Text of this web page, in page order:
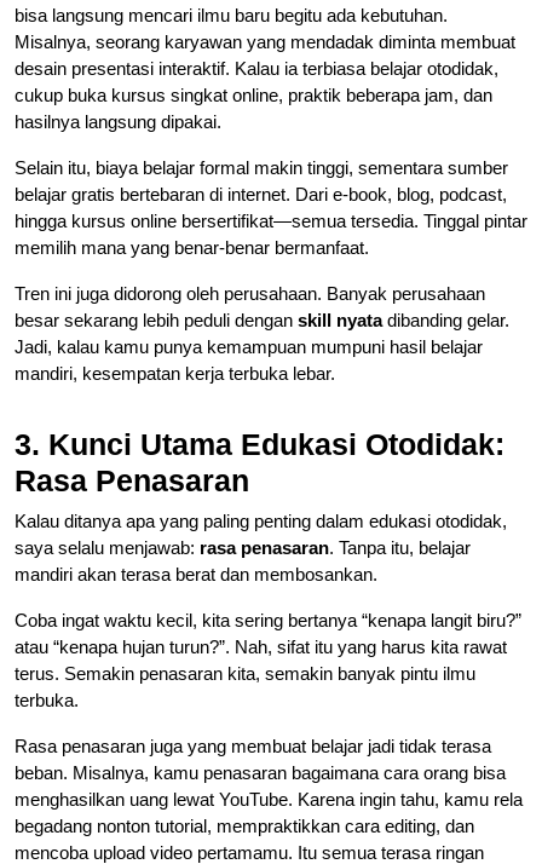
bisa langsung mencari ilmu baru begitu ada kebutuhan.
Misalnya, seorang karyawan yang mendadak diminta membuat
desain presentasi interaktif. Kalau ia terbiasa belajar otodidak,
cukup buka kursus singkat online, praktik beberapa jam, dan
hasilnya langsung dipakai.
Selain itu, biaya belajar formal makin tinggi, sementara sumber
belajar gratis bertebaran di internet. Dari e-book, blog, podcast,
hingga kursus online bersertifikat—semua tersedia. Tinggal pintar
memilih mana yang benar-benar bermanfaat.
Tren ini juga didorong oleh perusahaan. Banyak perusahaan
besar sekarang lebih peduli dengan skill nyatadibanding gelar.
Jadi, kalau kamu punya kemampuan mumpuni hasil belajar
mandiri, kesempatan kerja terbuka lebar.
3. Kunci Utama Edukasi Otodidak:
Rasa Penasaran
Kalau ditanya apa yang paling penting dalam edukasi otodidak,
saya selalu menjawab: rasa penasaran. Tanpa itu, belajar
mandiri akan terasa berat dan membosankan.
Coba ingat waktu kecil, kita sering bertanya “kenapa langit biru?”
atau “kenapa hujan turun?”. Nah, sifat itu yang harus kita rawat
terus. Semakin penasaran kita, semakin banyak pintu ilmu
terbuka.
Rasa penasaran juga yang membuat belajar jadi tidak terasa
beban. Misalnya, kamu penasaran bagaimana cara orang bisa
menghasilkan uang lewat YouTube. Karena ingin tahu, kamu rela
begadang nonton tutorial, mempraktikkan cara editing, dan
mencoba upload video pertamamu. Itu semua terasa ringan